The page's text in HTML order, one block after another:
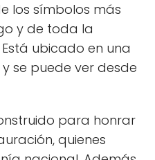
los símbolos más
y de toda la
ubicado en una
se puede ver desde
para honrar
quienes